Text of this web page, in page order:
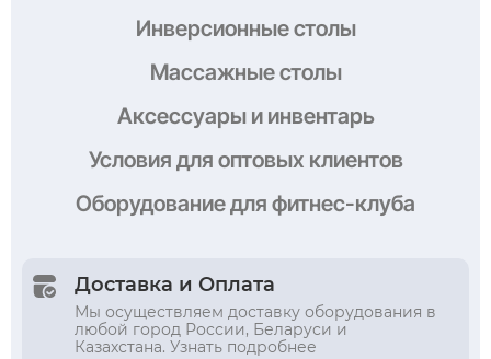
Инверсионные столы
Массажные столы
Аксессуары и инвентарь
Условия для оптовых клиентов
Оборудованиедля фитнес-клуба
Доставка и Оплата
Мы осуществляем доставку оборудования в
любой город России, Беларуси и
Казахстана. Узнать подробнее